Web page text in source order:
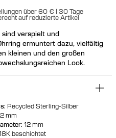
über 60 € | 30 Tage
auf reduzierte Artikel
verspielt und
ermuntert dazu, vielfältig
kleinen und den großen
Look.
: Recycled Sterling-Silber
mm
: 12 mm
beschichtet